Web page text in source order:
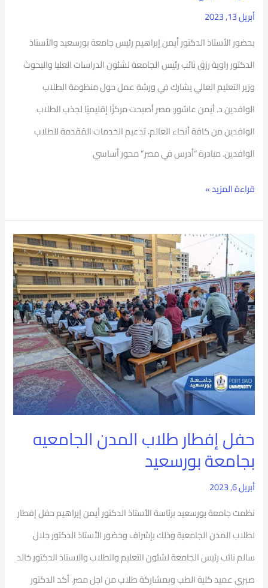
أبريل 13, 2023
بحضور الأستاذ الدكتور أيمن إبراهيم رئيس جامعة بورسعيد والأستاذ
الدكتور راوية رزق نائب رئيس الجامعة لشئون الدراسات العليا والبحوث
وزير التعليم العالي يشارك في ورشة عمل حول منظومة الطلاب
الوافدين د. أيمن عاشور: مصر أصبحت مركزًا إقليميًا لجذب الطلاب
الوافدين من كافة أنحاء العالم. تدعيم الخدمات المُقدمة للطلاب
الوافدين. مبادرة “أدرس في مصر” محور أساسي
قراءة المزيد »
حفل إفطار طلاب المدن الجامعيه
بجامعة بورسعيد
أبريل 6, 2023
نظمت جامعة بورسعيد برئاسة الأستاذ الدكتور أيمن إبراهيم حفل إفطار
لطلاب المدن الجامعية وذلك بإشراف وحضور الأستاذ الدكتور جلال
سالم نائب رئيس الجامعة لشئون التعليم والطلاب والاستاذ الدكتور خالد
صبري عميد كلية الطب وبمشاركة طلاب من اجل مصر. أكد الدكتور
حفل
إفطار
طلاب
المدن
الجامعيه
بجامعة
بورسعيد